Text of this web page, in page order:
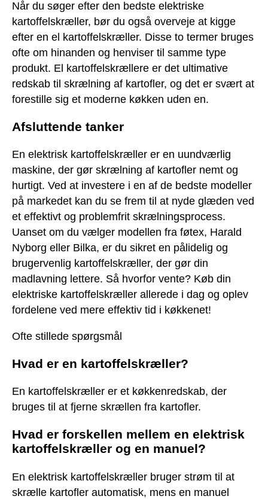
Når du søger efter den bedste elektriske
kartoffelskræller, bør du også overveje at kigge
efter en el kartoffelskræller. Disse to termer bruges
ofte om hinanden og henviser til samme type
produkt. El kartoffelskrællere er det ultimative
redskab til skrælning af kartofler, og det er svært at
forestille sig et moderne køkken uden en.
Afsluttende tanker
En elektrisk kartoffelskræller er en uundværlig
maskine, der gør skrælning af kartofler nemt og
hurtigt. Ved at investere i en af de bedste modeller
på markedet kan du se frem til at nyde glæden ved
et effektivt og problemfrit skrælningsprocess.
Uanset om du vælger modellen fra føtex, Harald
Nyborg eller Bilka, er du sikret en pålidelig og
brugervenlig kartoffelskræller, der gør din
madlavning lettere. Så hvorfor vente? Køb din
elektriske kartoffelskræller allerede i dag og oplev
fordelene ved mere effektiv tid i køkkenet!
Ofte stillede spørgsmål
Hvad er en kartoffelskræller?
En kartoffelskræller er et køkkenredskab, der
bruges til at fjerne skrællen fra kartofler.
Hvad er forskellen mellem en elektrisk
kartoffelskræller og en manuel?
En elektrisk kartoffelskræller bruger strøm til at
skrælle kartofler automatisk, mens en manuel